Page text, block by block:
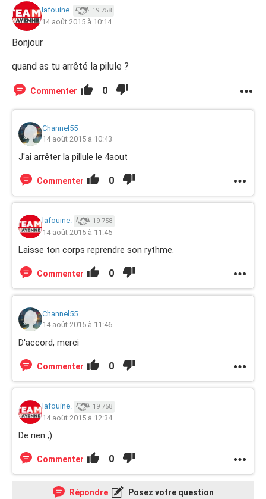
lafouine. 19 758
14 août 2015 à 10:14
Bonjour
quand as tu arrêté la pilule ?
Commenter 0
Channel55
14 août 2015 à 10:43
J'ai arrêter la pillule le 4aout
Commenter 0
lafouine. 19 758
14 août 2015 à 11:45
Laisse ton corps reprendre son rythme.
Commenter 0
Channel55
14 août 2015 à 11:46
D'accord, merci
Commenter 0
lafouine. 19 758
14 août 2015 à 12:34
De rien ;)
Commenter 0
Répondre Posez votre question